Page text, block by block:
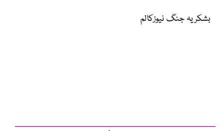
بشکریہ جنگ نیوزکالم